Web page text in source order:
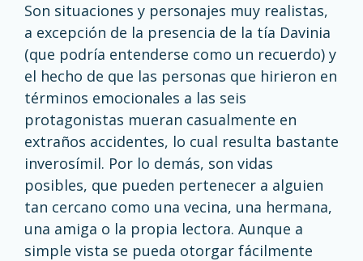
Son situaciones y personajes muy realistas,
a excepción de la presencia de la tía Davinia
(que podría entenderse como un recuerdo) y
el hecho de que las personas que hirieron en
términos emocionales a las seis
protagonistas mueran casualmente en
extraños accidentes, lo cual resulta bastante
inverosímil. Por lo demás, son vidas
posibles, que pueden pertenecer a alguien
tan cercano como una vecina, una hermana,
una amiga o la propia lectora. Aunque a
simple vista se pueda otorgar fácilmente